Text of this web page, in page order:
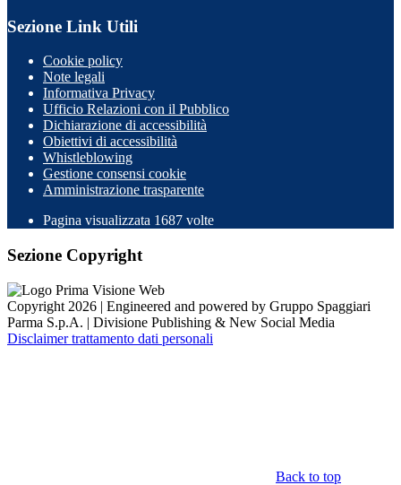
Sezione Link Utili
Cookie policy
Note legali
Informativa Privacy
Ufficio Relazioni con il Pubblico
Dichiarazione di accessibilità
Obiettivi di accessibilità
Whistleblowing
Gestione consensi cookie
Amministrazione trasparente
Pagina visualizzata 1687 volte
Sezione Copyright
Copyright 2026 | Engineered and powered by Gruppo Spaggiari
Parma S.p.A. | Divisione Publishing & New Social Media
Disclaimer trattamento dati personali
Back to top